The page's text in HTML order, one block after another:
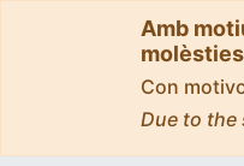
Amb
Con
Due to the